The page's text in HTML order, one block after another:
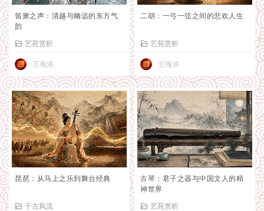
笛箫之声：清越与幽远的东方气
韵
艺苑赏析
王海涛
二胡：一弓一弦之间的悲欢人生
艺苑赏析
王海涛
琵琶：从马上之乐到舞台经典
千古风流
古琴：君子之器与中国文人的精
神世界
艺苑赏析